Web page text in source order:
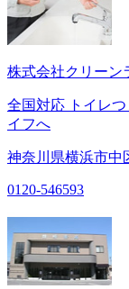
株式会社クリーン
全国対応 トイレ
イフへ
神奈川県横浜市中
0120-546593